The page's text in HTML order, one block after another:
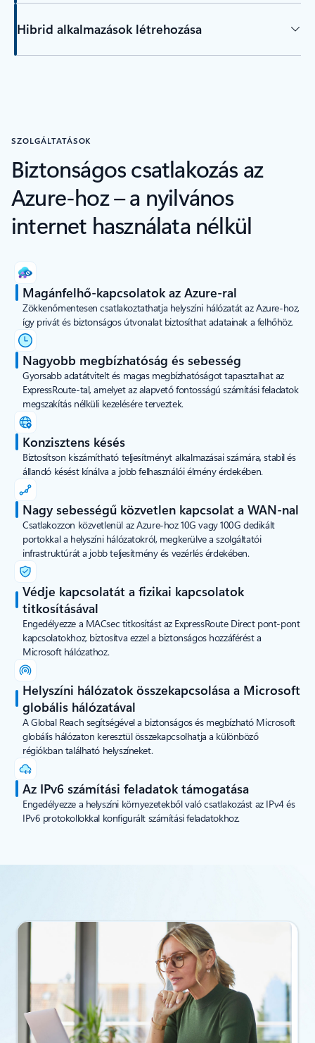
Hibrid alkalmazások létrehozása
SZOLGÁLTATÁSOK
Biztonságos csatlakozás az
Azure-hoz – a nyilvános
internet használata nélkül
Magánfelhő-kapcsolatok az Azure-ral
Zökkenőmentesen csatlakoztathatja helyszíni hálózatát az Azure-hoz,
így privát és biztonságos útvonalat biztosíthat adatainak a felhőhöz.
Nagyobb megbízhatóság és sebesség
Gyorsabb adatátvitelt és magas megbízhatóságot tapasztalhat az
ExpressRoute-tal, amelyet az alapvető fontosságú számítási feladatok
megszakítás nélküli kezelésére terveztek.
Konzisztens késés
Biztosítson kiszámítható teljesítményt alkalmazásai számára, stabil és
állandó késést kínálva a jobb felhasználói élmény érdekében.
Nagy sebességű közvetlen kapcsolat a WAN-nal
Csatlakozzon közvetlenül az Azure-hoz 10G vagy 100G dedikált
portokkal a helyszíni hálózatokról, megkerülve a szolgáltatói
infrastruktúrát a jobb teljesítmény és vezérlés érdekében.
Védje kapcsolatát a fizikai kapcsolatok
titkosításával
Engedélyezze a MACsec titkosítást az ExpressRoute Direct pont-pont
kapcsolatokhoz, biztosítva ezzel a biztonságos hozzáférést a
Microsoft hálózathoz.
Helyszíni hálózatok összekapcsolása a Microsoft
globális hálózatával
A Global Reach segítségével a biztonságos és megbízható Microsoft
globális hálózaton keresztül összekapcsolhatja a különböző
régiókban található helyszíneket.
Az IPv6 számítási feladatok támogatása
Engedélyezze a helyszíni környezetekből való csatlakozást az IPv4 és
IPv6 protokollokkal konfigurált számítási feladatokhoz.